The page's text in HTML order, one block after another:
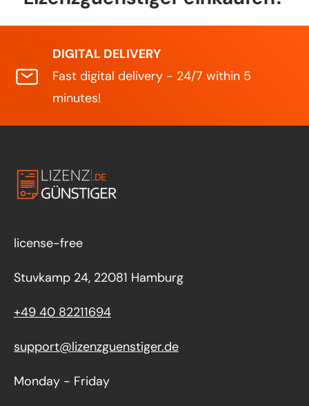
DIGITAL DELIVERY
Fast digital delivery - 24/7 within 5
minutes!
license-free
Stuvkamp 24, 22081 Hamburg
+49 40 82211694
support@lizenzguenstiger.de
Monday - Friday